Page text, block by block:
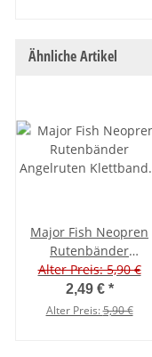
Ähnliche Artikel
Major Fish Neopren
Rutenbänder
Angelruten Klettband 4
Stück
Alter Preis: 5,90 €
2,49 € *
Alter Preis:5,90 €